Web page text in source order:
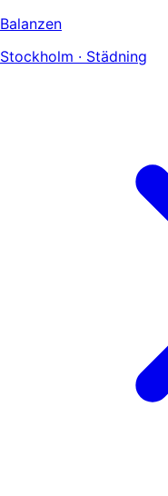
Balanzen
Stockholm · Städning